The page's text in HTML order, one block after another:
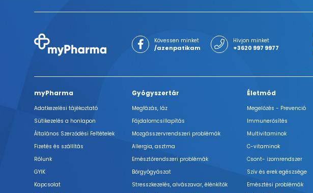
Kövessen minket
/azenpatikam
Hívjon minket
+3620 997 9977
myPharma
Adatkezelési tájékoztató
Sütikezelés a honlapon
Általános Szerződési Feltételek
Fizetés és szállítás
Rólunk
GYIK
Kapcsolat
Gyógyszertár
Megfázás, láz
Fájdalomcsillapítás
Mozgásszervrendszeri problémák
Allergia, asztma
Emésztőrendszeri problémák
Bőrgyógyászat
Stresszkezelés, alvászavar, élénkítők
Életmód
Megelőzés - Prevenció
Immunerősítés
Multivitaminok
C-vitaminok
Csont- izomrendszer
Szív és erek egészsége
Emésztési problémák